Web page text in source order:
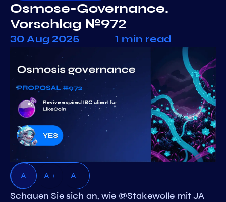
Osmose-Governance.
Vorschlag №972
30 Aug 2025 1 min read
A A + A -
Schauen Sie sich an, wie @Stakewolle mit JA